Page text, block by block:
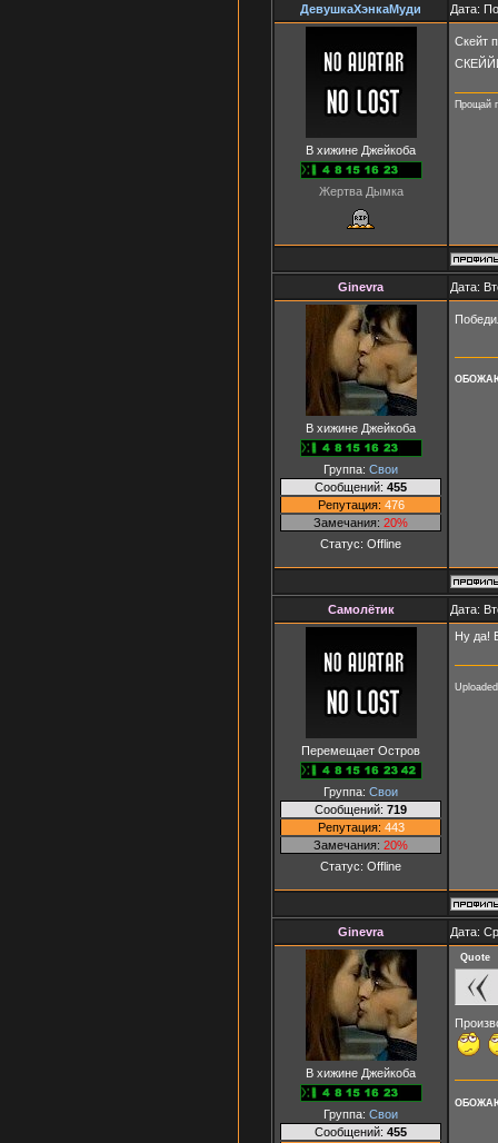
ДевушкаХэнкаМуди Дата:
В хижине Джейкоба
Жертва Дымка
Скейт
Прощай
Ginevra Дата:
В хижине Джейкоба
Группа: Свои
Сообщений: 455
Репутация: 476
Замечания: 20%
Статус: Offline
Самолётик Дата:
Перемещает Остров
Группа: Свои
Сообщений: 719
Репутация: 443
Замечания: 20%
Статус: Offline
Ну да!
Ginevra Дата:
В хижине Джейкоба
Группа: Свои
Сообщений: 455
Quote